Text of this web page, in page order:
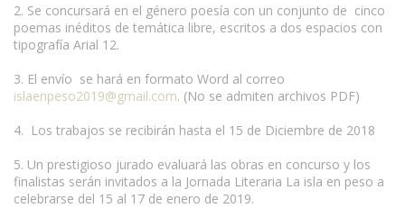
2. Se concursará en el género poesía con un conjunto de cinco
poemas inéditos de temática libre, escritos a dos espacios con
tipografía Arial 12.
3. El envío se hará en formato Word al correo
islaenpeso2019@gmail.com. (No se admiten archivos PDF)
4. Los trabajos se recibirán hasta el 15 de Diciembre de 2018
5. Un prestigioso jurado evaluará las obras en concurso y los
finalistas serán invitados a la Jornada Literaria La isla en peso a
celebrarse del 15 al 17 de enero de 2019.